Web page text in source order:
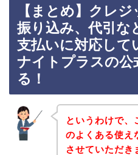
【まとめ】クレ
振り込み、代引な
支払いに対応し
ナイトプラスの公
る！
というわけで、
のよくある使え
させていただき